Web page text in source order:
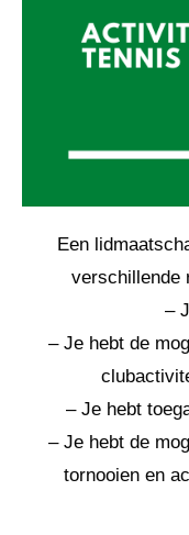
Een
verschillende
–
– Je hebt de
– Je hebt
– Je hebt de
tornooien en